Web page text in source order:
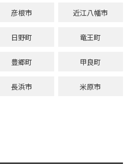
彦根市 近江八幡市
日野町 竜王町
豊郷町 甲良町
長浜市 米原市